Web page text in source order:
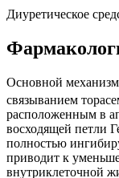
Диуретическое
Основной
связыванием
расположенным в
восходящей петли
полностью
приводит к
внутриклеточной